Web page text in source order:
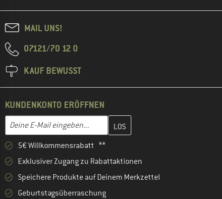
MAIL UNS!
07121/70 12 0
KAUF BEWUSST
KUNDENKONTO ERÖFFNEN
E-Mail-Adresse
Gib hier deine E-Mail-Adresse ein und erstelle im nächsten
5€ Willkommensrabatt **
Exklusiver Zugang zu Rabattaktionen
Speichere Produkte auf Deinem Merkzettel
Geburtstagsüberraschung